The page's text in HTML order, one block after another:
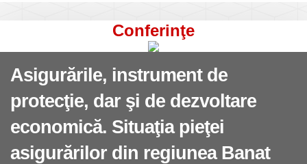
Conferinţe
Asigurările, instrument de
protecţie, dar şi de dezvoltare
economică. Situaţia pieţei
asigurărilor din regiunea Banat